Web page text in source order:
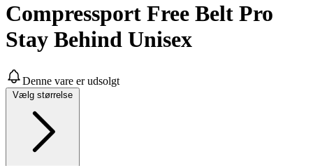
Compressport Free Belt Pro
Stay Behind Unisex
Denne vare er udsolgt
Vælg størrelse